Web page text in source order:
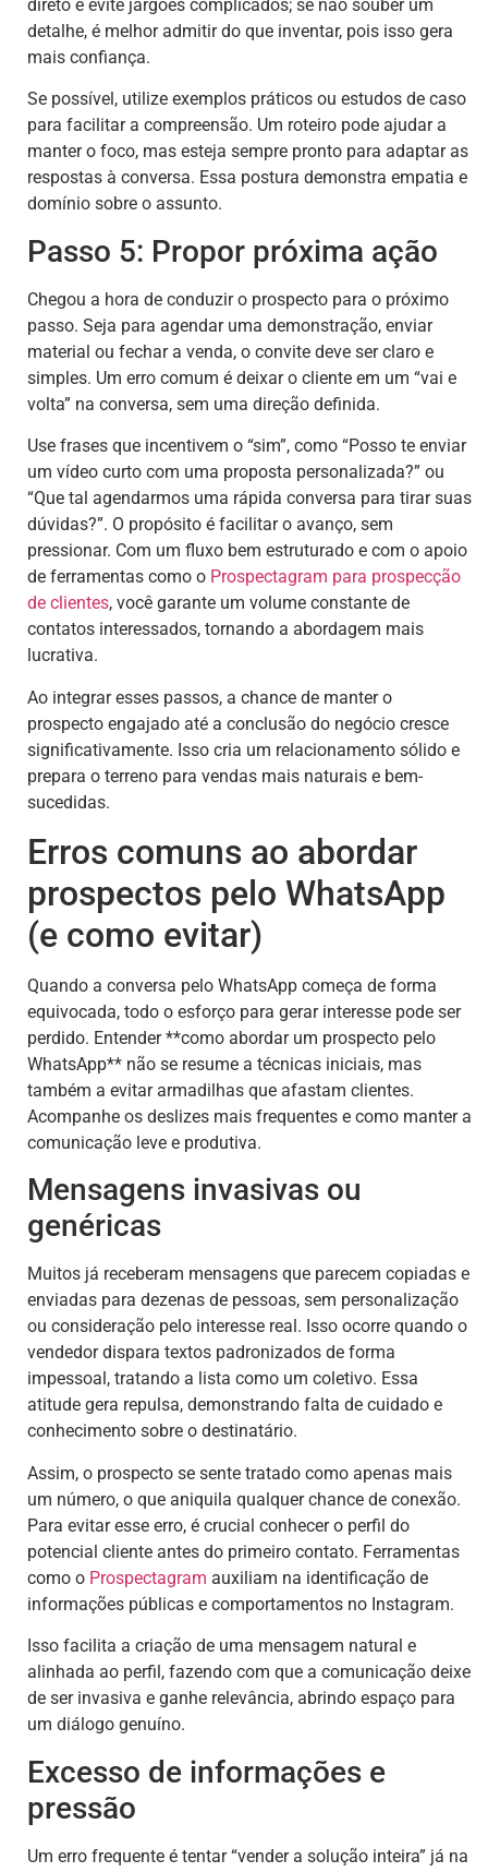
direto e evite jargões complicados; se não souber um
detalhe, é melhor admitir do que inventar, pois isso gera
mais confiança.
Se possível, utilize exemplos práticos ou estudos de caso
para facilitar a compreensão. Um roteiro pode ajudar a
manter o foco, mas esteja sempre pronto para adaptar as
respostas à conversa. Essa postura demonstra empatia e
domínio sobre o assunto.
Passo 5: Propor próxima ação
Chegou a hora de conduzir o prospecto para o próximo
passo. Seja para agendar uma demonstração, enviar
material ou fechar a venda, o convite deve ser claro e
simples. Um erro comum é deixar o cliente em um “vai e
volta” na conversa, sem uma direção definida.
Use frases que incentivem o “sim”, como “Posso te enviar
um vídeo curto com uma proposta personalizada?” ou
“Que tal agendarmos uma rápida conversa para tirar suas
dúvidas?”. O propósito é facilitar o avanço, sem
pressionar. Com um fluxo bem estruturado e com o apoio
de ferramentas como o Prospectagram para prospecção
de clientes, você garante um volume constante de
contatos interessados, tornando a abordagem mais
lucrativa.
Ao integrar esses passos, a chance de manter o
prospecto engajado até a conclusão do negócio cresce
significativamente. Isso cria um relacionamento sólido e
prepara o terreno para vendas mais naturais e bem-
sucedidas.
Erros comuns ao abordar
prospectos pelo WhatsApp
(e como evitar)
Quando a conversa pelo WhatsApp começa de forma
equivocada, todo o esforço para gerar interesse pode ser
perdido. Entender **como abordar um prospecto pelo
WhatsApp** não se resume a técnicas iniciais, mas
também a evitar armadilhas que afastam clientes.
Acompanhe os deslizes mais frequentes e como manter a
comunicação leve e produtiva.
Mensagens invasivas ou
genéricas
Muitos já receberam mensagens que parecem copiadas e
enviadas para dezenas de pessoas, sem personalização
ou consideração pelo interesse real. Isso ocorre quando o
vendedor dispara textos padronizados de forma
impessoal, tratando a lista como um coletivo. Essa
atitude gera repulsa, demonstrando falta de cuidado e
conhecimento sobre o destinatário.
Assim, o prospecto se sente tratado como apenas mais
um número, o que aniquila qualquer chance de conexão.
Para evitar esse erro, é crucial conhecer o perfil do
potencial cliente antes do primeiro contato. Ferramentas
como o Prospectagram auxiliam na identificação de
informações públicas e comportamentos no Instagram.
Isso facilita a criação de uma mensagem natural e
alinhada ao perfil, fazendo com que a comunicação deixe
de ser invasiva e ganhe relevância, abrindo espaço para
um diálogo genuíno.
Excesso de informações e
pressão
Um erro frequente é tentar “vender a solução inteira” já na